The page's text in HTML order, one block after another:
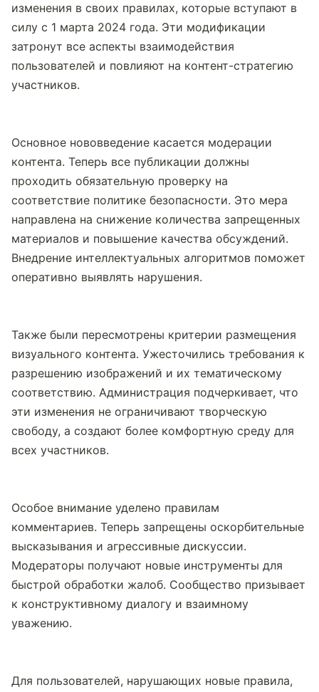
изменения в своих правилах, которые вступают в
силу с 1 марта 2024 года. Эти модификации
затронут все аспекты взаимодействия
пользователей и повлияют на контент-стратегию
участников.
Основное нововведение касается модерации
контента. Теперь все публикации должны
проходить обязательную проверку на
соответствие политике безопасности. Это мера
направлена на снижение количества запрещенных
материалов и повышение качества обсуждений.
Внедрение интеллектуальных алгоритмов поможет
оперативно выявлять нарушения.
Также были пересмотрены критерии размещения
визуального контента. Ужесточились требования к
разрешению изображений и их тематическому
соответствию. Администрация подчеркивает, что
эти изменения не ограничивают творческую
свободу, а создают более комфортную среду для
всех участников.
Особое внимание уделено правилам
комментариев. Теперь запрещены оскорбительные
высказывания и агрессивные дискуссии.
Модераторы получают новые инструменты для
быстрой обработки жалоб. Сообщество призывает
к конструктивному диалогу и взаимному
уважению.
Для пользователей, нарушающих новые правила,